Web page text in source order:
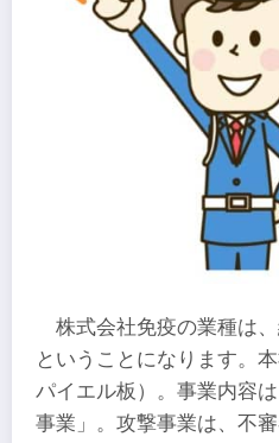
株式会社免疫の業種は
ということになります。
パイエル板）。事業内容
事業」。攻撃事業は、不